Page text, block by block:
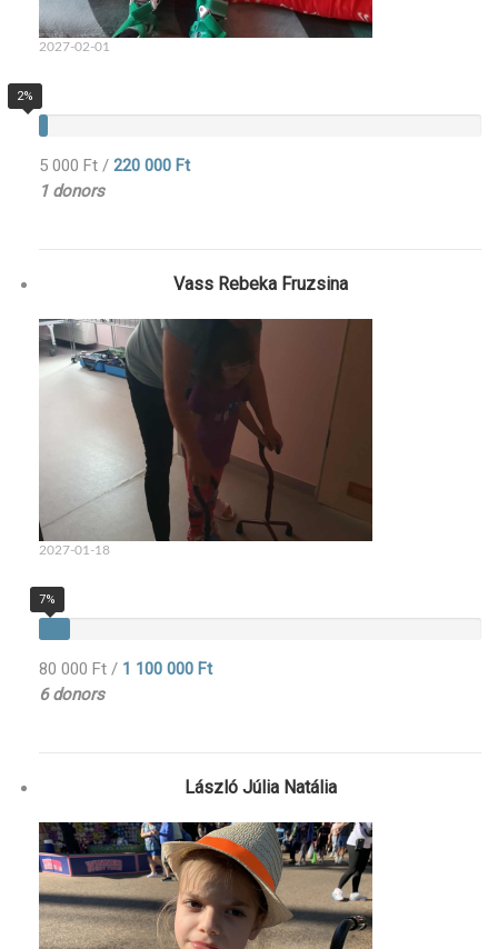
2027-02-01
2%
5 000 Ft / 220 000 Ft
1 donors
Vass Rebeka Fruzsina
2027-01-18
7%
80 000 Ft / 1 100 000 Ft
6 donors
László Júlia Natália